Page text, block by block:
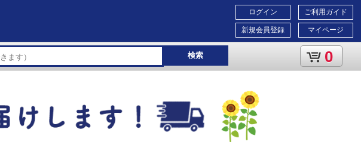
ご利用ガイド
マイページ
ログイン
新規会員登録
検索 0